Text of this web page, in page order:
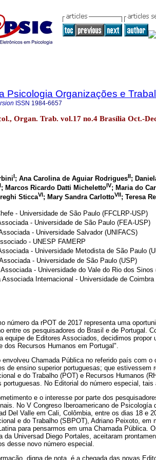
Psicologia Organizações e
ISSN 1984-6657
Organ. Trab. vol.17 no.4 Brasília Oct.-
I; Ana Carolina de Aguiar RodriguesII;
; Marcos Ricardo Datti MichelettoIV; Maria do
SticcaVI; Mary Sandra CarlottoVII; Teresa
- Universidade de São Paulo (FFCLRP-USP)
- Universidade de São Paulo (FEA-USP)
- Universidade Salvador (UNIFACS)
- UNESP FAMERP
- Universidade Metodista de São Paulo
- Universidade de São Paulo (USP)
Associada - Universidade do Vale do Rio dos Sinos
Associada Internacional - Universidade de Coimbra
número da rPOT de 2017 representa uma
entre os pesquisadores do Brasil e de Portugal.
equipe de Editores Associados, decidimos
dos Recursos Humanos em Portugal".
envolveu Chamada Pública no referido país com
de ensino superior portuguesas; que
e do Trabalho (POT) e Recursos Humanos
portuguesas. No Editorial do número especial,
e o interesse por parte dos
No V Congreso Iberoamericano de
Del Valle em Cali, Colômbia, entre os dias 18 e
e do Trabalho (SBPOT), Adriano Peixoto,
para pensarmos em uma Chamada Pública.
da Universad Diego Portales, aceitaram
desse novo número especial.
digna de nota, é a chegada das novas